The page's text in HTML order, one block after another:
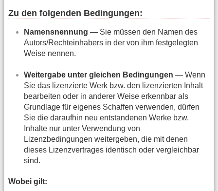
Zu den folgenden Bedingungen:
Namensnennung — Sie müssen den Namen des
Autors/Rechteinhabers in der von ihm festgelegten
Weise nennen.
Weitergabe unter gleichen Bedingungen — Wenn
Sie das lizenzierte Werk bzw. den lizenzierten Inhalt
bearbeiten oder in anderer Weise erkennbar als
Grundlage für eigenes Schaffen verwenden, dürfen
Sie die daraufhin neu entstandenen Werke bzw.
Inhalte nur unter Verwendung von
Lizenzbedingungen weitergeben, die mit denen
dieses Lizenzvertrages identisch oder vergleichbar
sind.
Wobei gilt: